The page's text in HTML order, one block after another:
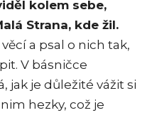
kolem sebe,
Strana, kde žil.
a psal o nich tak,
V básničce
jak je důležité vážit si
hezky, což je